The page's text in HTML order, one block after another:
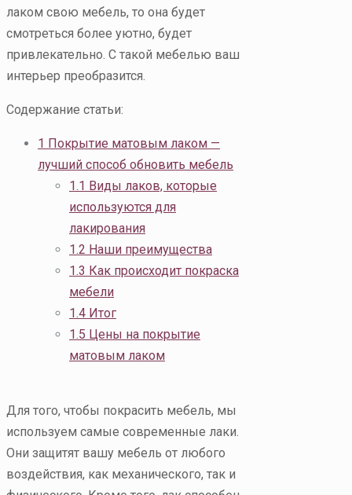
лаком свою мебель, то она будет
смотреться более уютно, будет
привлекательно. С такой мебелью ваш
интерьер преобразится.
Содержание статьи:
1 Покрытие матовым лаком —
лучший способ обновить мебель
1.1 Виды лаков, которые
используются для
лакирования
1.2 Наши преимущества
1.3 Как происходит покраска
мебели
1.4 Итог
1.5 Цены на покрытие
матовым лаком
Для того, чтобы покрасить мебель, мы
используем самые современные лаки.
Они защитят вашу мебель от любого
воздействия, как механического, так и